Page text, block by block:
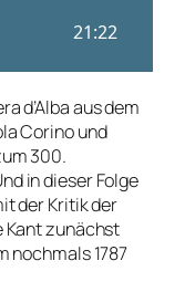
d’Alba aus dem
Corino und
300.
in dieser Folge
der Kritik der
Kant zunächst
nochmals 1787